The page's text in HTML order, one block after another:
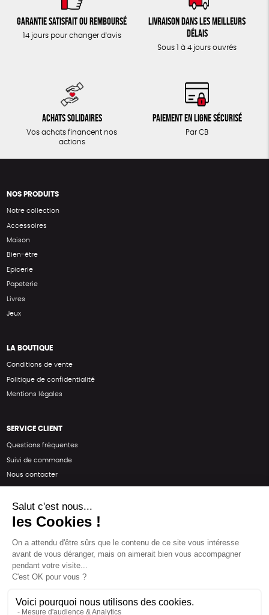
Garantie satisfait ou remboursé
14 jours pour changer d'avis
Livraison dans les meilleurs
délais
Sous 1 à 4 jours ouvrés
Achats solidaires
Vos achats financent nos
actions
Paiement en ligne sécurisé
Par CB
NOS PRODUITS
Notre collection
Accessoires
Maison
Bien-être
Epicerie
Papeterie
Livres
Jeux
LA BOUTIQUE
Conditions de vente
Politique de confidentialité
Mentions légales
SERVICE CLIENT
Questions fréquentes
Suivi de commande
Nous contacter
SUIVEZ-NOUS